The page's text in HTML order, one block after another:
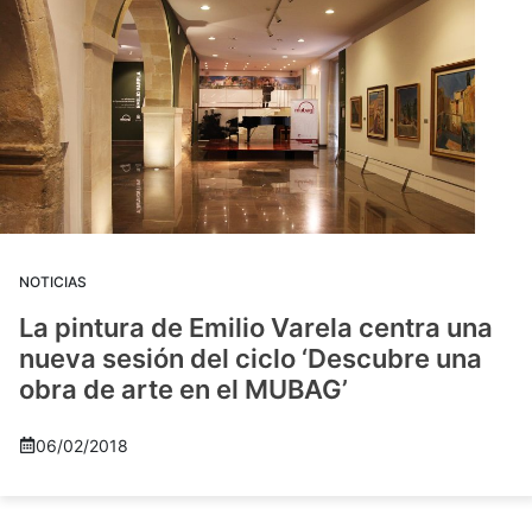
NOTICIAS
La pintura de Emilio Varela centra una
nueva sesión del ciclo ‘Descubre una
obra de arte en el MUBAG’
06/02/2018